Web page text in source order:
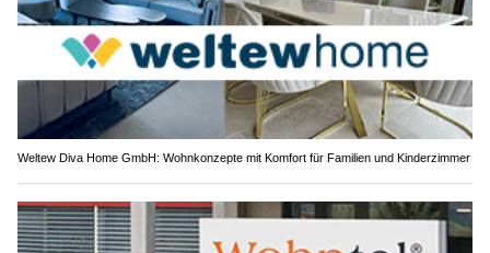
Weltew Diva Home GmbH: Wohnkonzepte mit Komfort für Familien und Kinderzimmer